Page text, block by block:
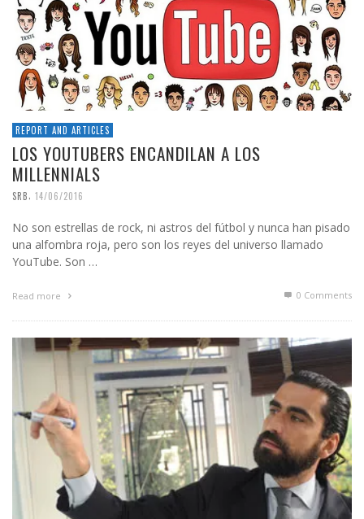
REPORT AND ARTICLES
LOS YOUTUBERS ENCANDILAN A LOS
MILLENNIALS
SRB, 14/06/2016
No son estrellas de rock, ni astros del fútbol y nunca han pisado
una alfombra roja, pero son los reyes del universo llamado
YouTube. Son …
Read more 0 Comments